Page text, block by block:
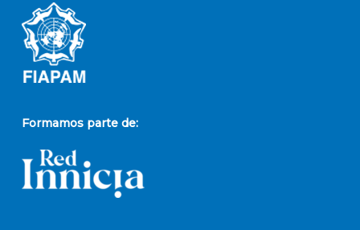
Formamos parte de: